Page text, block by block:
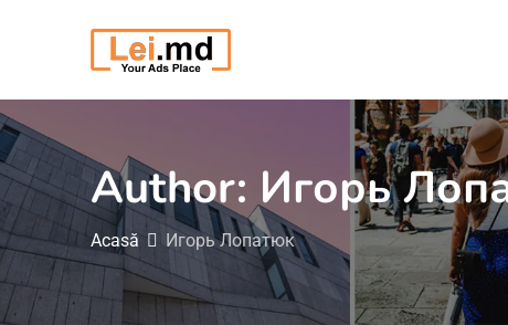
Author: Игорь
Acasă Игорь Лопатюк